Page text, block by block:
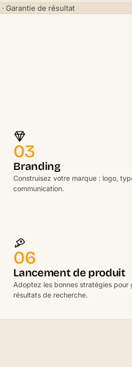
Garantie de résultat
03
Branding
Construisez votre marque : logo,
communication.
06
Lancement de produit
Adoptez les bonnes stratégies pour
résultats de recherche.